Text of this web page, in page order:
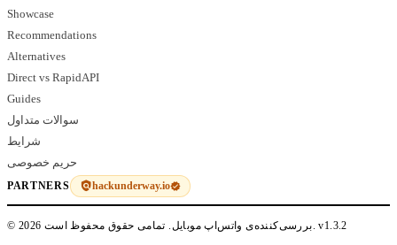
Showcase
Recommendations
Alternatives
Direct vs RapidAPI
Guides
سوالات متداول
شرایط
حریم خصوصی
PARTNERS hackunderway.io
© 2026 بررسی‌کننده‌ی واتس‌اپ موبایل. تمامی حقوق محفوظ است.v1.3.2